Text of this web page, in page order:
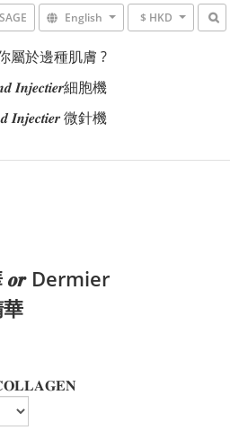
English $ HKD
屬於邊種肌膚 ?
𝑰𝒏𝒋𝒆𝒄𝒕𝒊𝒆𝒓細胞機
微針機
𝒐𝒓 Dermier